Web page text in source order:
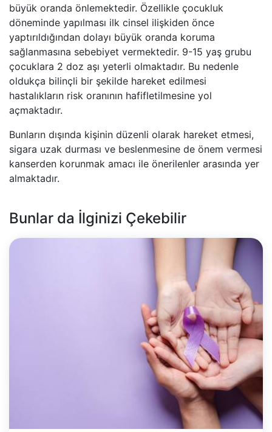
büyük oranda önlemektedir. Özellikle çocukluk
döneminde yapılması ilk cinsel ilişkiden önce
yaptırıldığından dolayı büyük oranda koruma
sağlanmasına sebebiyet vermektedir. 9-15 yaş grubu
çocuklara 2 doz aşı yeterli olmaktadır. Bu nedenle
oldukça bilinçli bir şekilde hareket edilmesi
hastalıkların risk oranının hafifletilmesine yol
açmaktadır.
Bunların dışında kişinin düzenli olarak hareket etmesi,
sigara uzak durması ve beslenmesine de önem vermesi
kanserden korunmak amacı ile önerilenler arasında yer
almaktadır.
Bunlar da İlginizi Çekebilir